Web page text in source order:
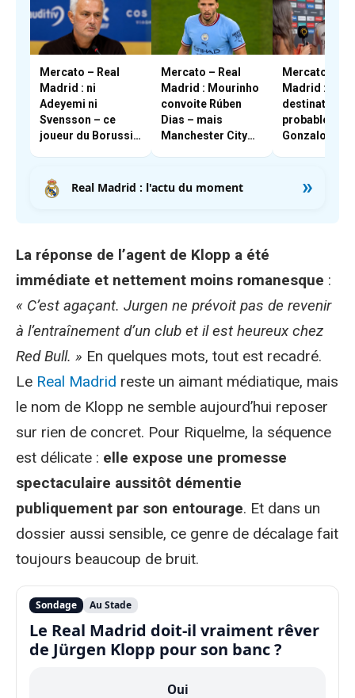
Mercato – Real
Madrid : ni
Adeyemi ni
Svensson – ce
joueur du Borussia
Mourinho
Mercato – Real
Madrid : Mourinho
convoite Rúben
Dias – mais
Manchester City
Mercato –
Madrid : la
destination
probable pour
Gonzalo
Real Madrid : l'actu du moment »
La réponse de l’agent de Klopp a été
immédiate et nettement moins romanesque :
« C’est agaçant. Jurgen ne prévoit pas de revenir
à l’entraînement d’un club et il est heureux chez
Red Bull. » En quelques mots, tout est recadré.
Le Real Madrid reste un aimant médiatique, mais
le nom de Klopp ne semble aujourd’hui reposer
sur rien de concret. Pour Riquelme, la séquence
est délicate : elle expose une promesse
spectaculaire aussitôt démentie
publiquement par son entourage. Et dans un
dossier aussi sensible, ce genre de décalage fait
toujours beaucoup de bruit.
Sondage Au Stade
Le Real Madrid doit-il vraiment rêver
de Jürgen Klopp pour son banc ?
Oui